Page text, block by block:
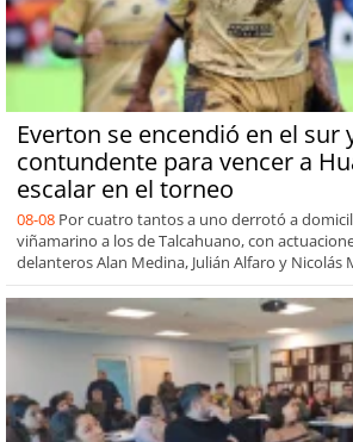
Everton se encendió en el sur
contundente para vencer a
escalar en el torneo
08-08 Por cuatro tantos a uno derrotó a
viñamarino a los de Talcahuano, con
delanteros Alan Medina, Julián Alfaro y Nicolás